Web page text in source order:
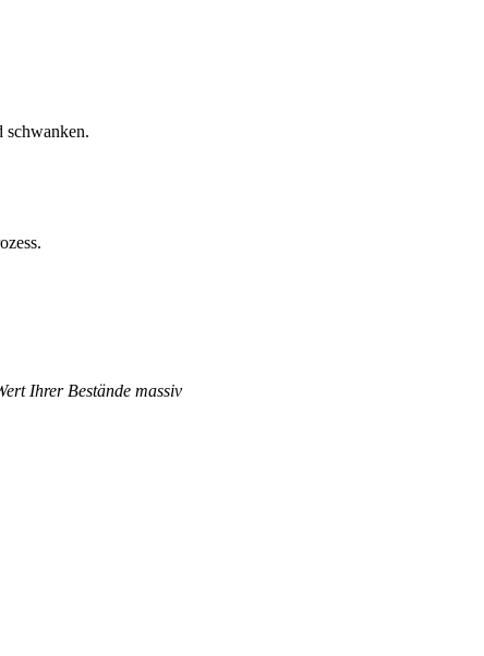
schwanken.
Ihrer Bestände massiv